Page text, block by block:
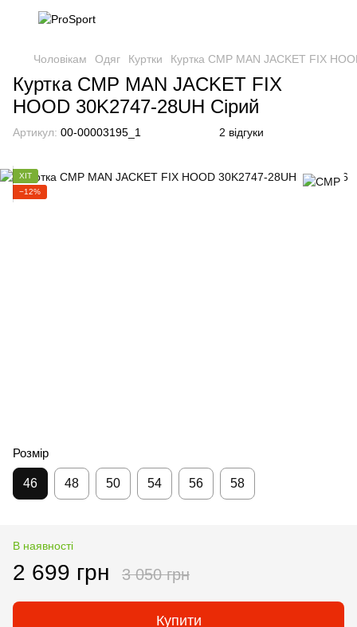
Чоловікам Одяг Куртки Куртка CMP MAN JACKET FIX
Куртка CMP MAN JACKET FIX
HOOD 30K2747-28UH Сірий
Артикул: 00-00003195_1 2 відгуки
ХІТ
−12%
Розмір
46 48 50 54 56 58
В наявності
2 699 грн 3 050 грн
Купити